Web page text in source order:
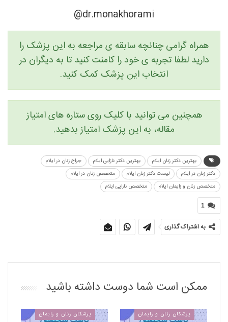
dr.monakhorami@
همراه گرامی چنانچه سابقه ی مراجعه به این پزشک را
دارید لطفا تجربه ی خود را کامنت کنید تا به دیگران در
انتخاب این پزشک کمک کنید.
همچنین می توانید با کلیک روی ستاره های امتیاز
مقاله، به این پزشک امتیاز بدهید.
بهترین دکتر زنان ایلام بهترین دکتر نازایی ایلام
جراح زنان در ایلام
دکتر زنان در ایلام
لیست دکتر زنان ایلام
متخصص زنان در ایلام
متخصص زنان و زایمان ایلام
متخصص نازایی ایلام
1
به اشتراک گذاری
ممکن است شما دوست داشته باشید
پزشکان زنان و زایمان پزشکان زنان و زایمان